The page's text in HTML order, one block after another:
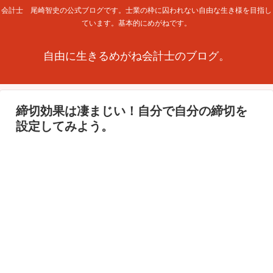
会計士 尾崎智史の公式ブログです。士業の枠に囚われない自由な生き様を目指し
ています。基本的にめがねです。
自由に生きるめがね会計士のブログ。
締切効果は凄まじい！自分で自分の締切を
設定してみよう。